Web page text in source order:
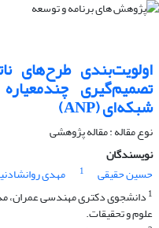
اولویت‌بندی طرح‌های
شبکه‌ای (ANP)
نوع مقاله : مقاله پژوهشی
نویسندگان
حسین حقیقی
1 مهدی
1دانشجوی دکتری مهندسی عمران،
علوم و تحقیقات.